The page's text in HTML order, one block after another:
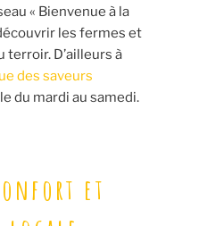
« Bienvenue à la
les fermes et
D’ailleurs à
des saveurs
du mardi au samedi.
et